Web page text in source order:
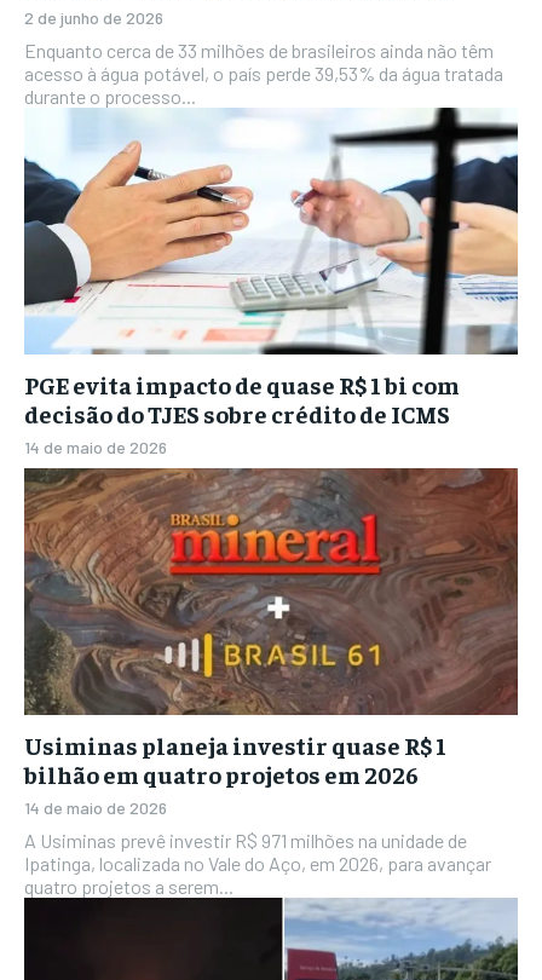
2 de junho de 2026
Enquanto cerca de 33 milhões de brasileiros ainda não têm
acesso à água potável, o país perde 39,53% da água tratada
durante o processo...
PGE evita impacto de quase R$ 1 bi com
decisão do TJES sobre crédito de ICMS
14 de maio de 2026
Usiminas planeja investir quase R$ 1
bilhão em quatro projetos em 2026
14 de maio de 2026
A Usiminas prevê investir R$ 971 milhões na unidade de
Ipatinga, localizada no Vale do Aço, em 2026, para avançar
quatro projetos a serem...